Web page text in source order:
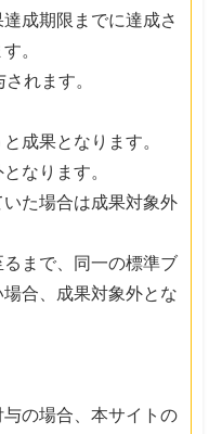
成期限までに達成さ
。
れます。
成果となります。
なります。
た場合は成果対象外
まで、同一の標準ブ
合、成果対象外とな
の場合、本サイトの